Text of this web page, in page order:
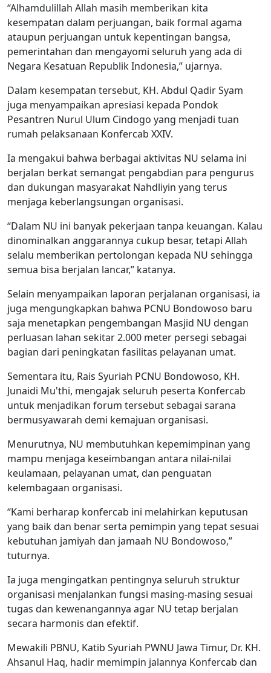
“Alhamdulillah Allah masih memberikan kita
kesempatan dalam perjuangan, baik formal agama
ataupun perjuangan untuk kepentingan bangsa,
pemerintahan dan mengayomi seluruh yang ada di
Negara Kesatuan Republik Indonesia,” ujarnya.
Dalam kesempatan tersebut, KH. Abdul Qadir Syam
juga menyampaikan apresiasi kepada Pondok
Pesantren Nurul Ulum Cindogo yang menjadi tuan
rumah pelaksanaan Konfercab XXIV.
Ia mengakui bahwa berbagai aktivitas NU selama ini
berjalan berkat semangat pengabdian para pengurus
dan dukungan masyarakat Nahdliyin yang terus
menjaga keberlangsungan organisasi.
“Dalam NU ini banyak pekerjaan tanpa keuangan. Kalau
dinominalkan anggarannya cukup besar, tetapi Allah
selalu memberikan pertolongan kepada NU sehingga
semua bisa berjalan lancar,” katanya.
Selain menyampaikan laporan perjalanan organisasi, ia
juga mengungkapkan bahwa PCNU Bondowoso baru
saja menetapkan pengembangan Masjid NU dengan
perluasan lahan sekitar 2.000 meter persegi sebagai
bagian dari peningkatan fasilitas pelayanan umat.
Sementara itu, Rais Syuriah PCNU Bondowoso, KH.
Junaidi Mu'thi, mengajak seluruh peserta Konfercab
untuk menjadikan forum tersebut sebagai sarana
bermusyawarah demi kemajuan organisasi.
Menurutnya, NU membutuhkan kepemimpinan yang
mampu menjaga keseimbangan antara nilai-nilai
keulamaan, pelayanan umat, dan penguatan
kelembagaan organisasi.
“Kami berharap konfercab ini melahirkan keputusan
yang baik dan benar serta pemimpin yang tepat sesuai
kebutuhan jamiyah dan jamaah NU Bondowoso,”
tuturnya.
Ia juga mengingatkan pentingnya seluruh struktur
organisasi menjalankan fungsi masing-masing sesuai
tugas dan kewenangannya agar NU tetap berjalan
secara harmonis dan efektif.
Mewakili PBNU, Katib Syuriah PWNU Jawa Timur, Dr. KH.
Ahsanul Haq, hadir memimpin jalannya Konfercab dan